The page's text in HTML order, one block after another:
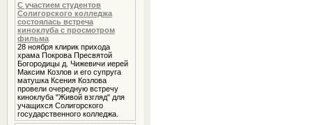
С участием студентов
Солигорского колледжа
состоялась встреча
киноклуба с просмотром
фильма
28 ноября клирик прихода
храма Покрова Пресвятой
Богородицы д. Чижевичи иерей
Максим Козлов и его супруга
матушка Ксения Козлова
провели очередную встречу
киноклуба "Живой взгляд" для
учащихся Солигорского
государственного колледжа.